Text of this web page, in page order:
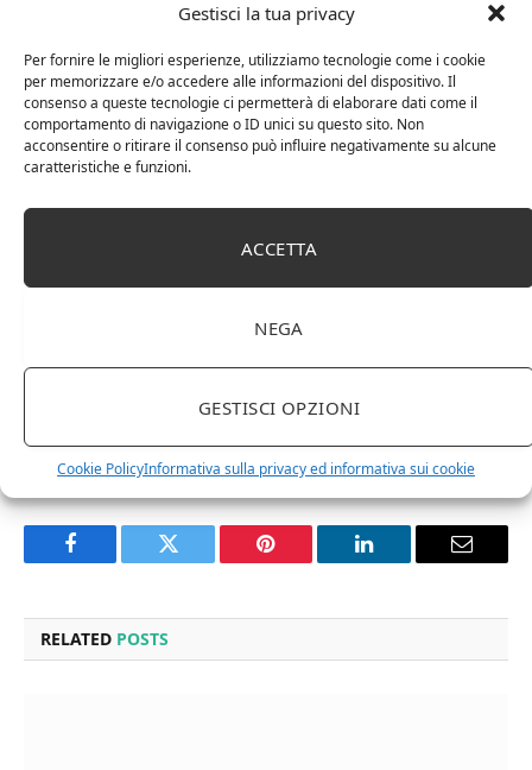
Gestisci la tua privacy
Per fornire le migliori esperienze, utilizziamo tecnologie come i cookie
per memorizzare e/o accedere alle informazioni del dispositivo. Il
consenso a queste tecnologie ci permetterà di elaborare dati come il
comportamento di navigazione o ID unici su questo sito. Non
acconsentire o ritirare il consenso può influire negativamente su alcune
caratteristiche e funzioni.
ACCETTA
NEGA
GESTISCI OPZIONI
Cookie PolicyInformativa sulla privacy ed informativa sui cookie
offerte speciali e promozioni esclusive, dedicate ai
clienti più affezionati o a chi decide di iscriversi alla
newsletter.
La Champagnerie si distingue quindi per essere
una vera e propria esperienza nel mondo
dell’enologia, un luogo virtuale dove ogni dettaglio è
pensato per celebrare l’eccellenza di questo prodotto.
Attraverso un servizio di qualità, una selezione
appassionati più esperti.
Facebook Twitter Pinterest LinkedIn Email
RELATED POSTS